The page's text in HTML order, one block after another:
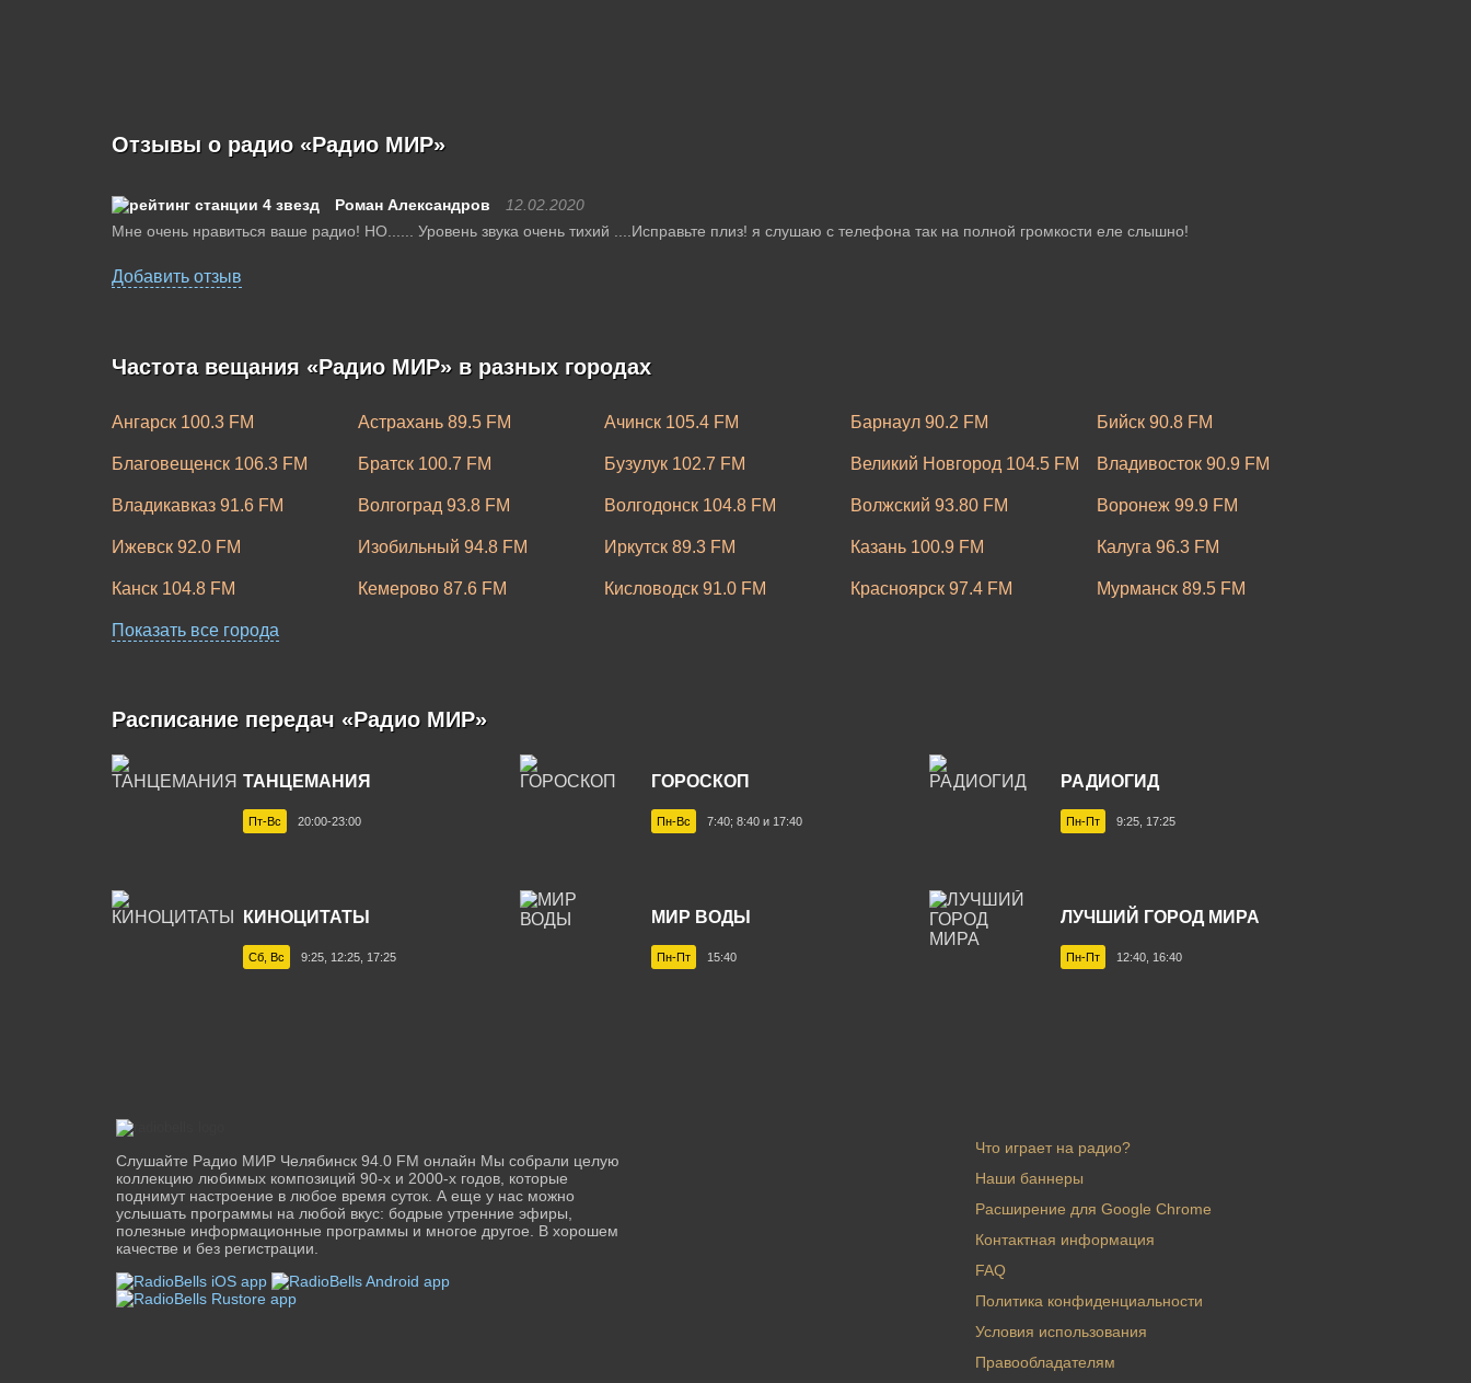
Отзывы о радио «Радио МИР»
Роман Александров
12.02.2020
Мне очень нравиться ваше радио! НО...... Уровень звука очень тихий ....Исправьте плиз! я слушаю с телефона так на полной громкости еле слышно!
Добавить отзыв
Частота вещания «Радио МИР» в разных городах
Ангарск 100.3 FM Астрахань 89.5 FM Ачинск 105.4 FM Барнаул 90.2 FM Бийск 90.8 FM
Благовещенск 106.3 FM Братск 100.7 FM Бузулук 102.7 FM Великий Новгород 104.5 FM Владивосток 90.9 FM
Владикавказ 91.6 FM Волгоград 93.8 FM Волгодонск 104.8 FM Волжский 93.80 FM Воронеж 99.9 FM
Ижевск 92.0 FM Изобильный 94.8 FM Иркутск 89.3 FM Казань 100.9 FM Калуга 96.3 FM
Канск 104.8 FM Кемерово 87.6 FM Кисловодск 91.0 FM Красноярск 97.4 FM Мурманск 89.5 FM
Набережные Челны 91.6 FM
Рубцовск 101.3 FM Рыбинск 100.9 FM
Смоленск 103.1 FM Ставрополь 98.7 FM Сыктывкар 105.6 FM
Тольятти 98.9 FM Улан-Удэ 105.5 FM Ульяновск 106.6 FM
Хабаровск 102.3 FM Челябинск 94.0 FM
Показать все города
Расписание передач «Радио МИР»
ТАНЦЕМАНИЯ
Пт-Вс 20:00-23:00
ГОРОСКОП
Пн-Вс 7:40; 8:40 и 17:40
РАДИОГИД
Пн-Пт 9:25, 17:25
КИНОЦИТАТЫ
Сб, Вс 9:25, 12:25, 17:25
МИР ВОДЫ
Пн-Пт 15:40
ЛУЧШИЙ ГОРОД МИРА
Пн-Пт 12:40, 16:40
Слушайте Радио МИР Челябинск 94.0 FM онлайн Мы собрали целую
коллекцию любимых композиций 90-х и 2000-х годов, которые
поднимут настроение в любое время суток. А еще у нас можно
услышать программы на любой вкус: бодрые утренние эфиры,
полезные информационные программы и многое другое. В хорошем
качестве и без регистрации.
Что играет на радио?
Наши баннеры
Расширение для Google Chrome
Контактная информация
FAQ
Политика конфиденциальности
Условия использования
Правообладателям